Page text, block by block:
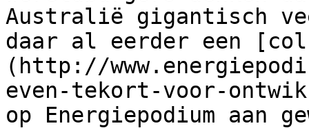
Australië gigantisch
daar al eerder een
(http://
even-tekort-voor-
op Energiepodium aan